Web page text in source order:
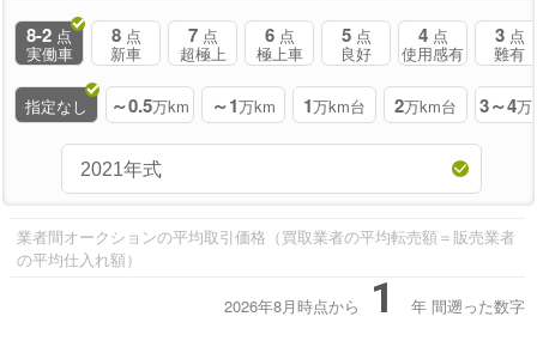
8-2 点
実働車
8 点
新車
7 点
超極上
6 点
極上車
5 点
良好
4 点
使用感有
3 点
難有
指定なし ～0.5万km ～1万km 1万km台 2万km台 3～4万
業者間オークションの平均取引価格（買取業者の平均転売額＝販売業者
の平均仕入れ額）
2026年8月時点から 1 年 間遡った数字